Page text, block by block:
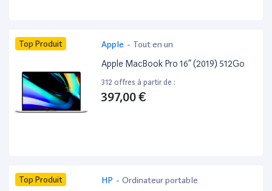
Top Produit Apple - Tout en un
Apple MacBook Pro 16” (2019) 512Go
312 offres à partir de :
397,00 €
Top Produit HP - Ordinateur portable